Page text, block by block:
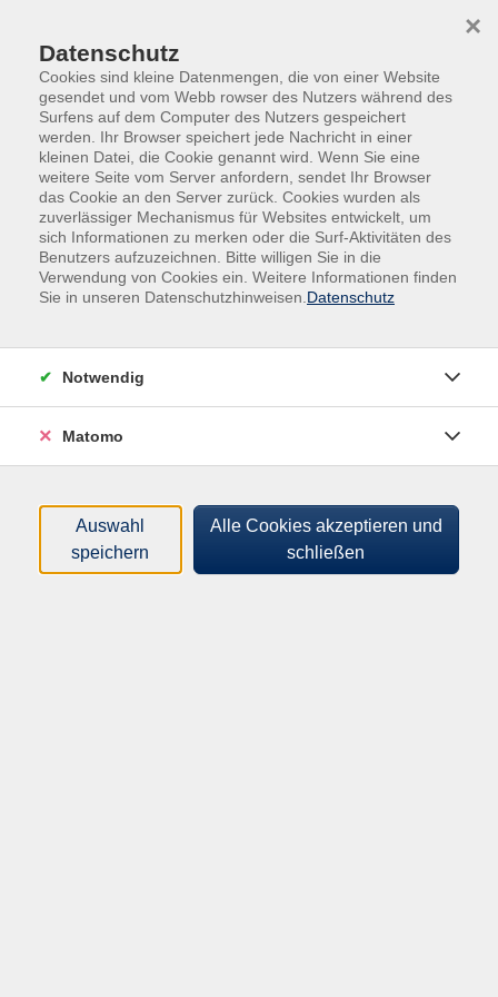
Audio
file_example_MP3_700KB.mp3
Datenschutz
Cookies sind kleine Datenmengen, die von einer Website
gesendet und vom Webb rowser des Nutzers während des
Surfens auf dem Computer des Nutzers gespeichert
werden. Ihr Browser speichert jede Nachricht in einer
kleinen Datei, die Cookie genannt wird. Wenn Sie eine
weitere Seite vom Server anfordern, sendet Ihr Browser
das Cookie an den Server zurück. Cookies wurden als
zuverlässiger Mechanismus für Websites entwickelt, um
sich Informationen zu merken oder die Surf-Aktivitäten des
Benutzers aufzuzeichnen. Bitte willigen Sie in die
Verwendung von Cookies ein. Weitere Informationen finden
Sie in unseren Datenschutzhinweisen. Datenschutz
×
Notwendig
Matomo
Auswahl
speichern
Alle Cookies akzeptieren und
schließen